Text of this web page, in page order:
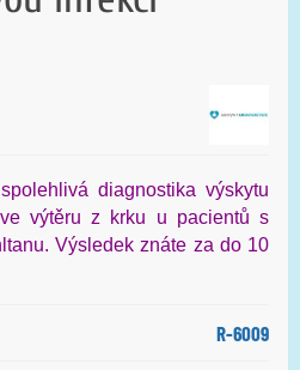
diagnostika výskytu
výtěru z krku u pacientů s
Výsledek znáte za do 10
R-6009